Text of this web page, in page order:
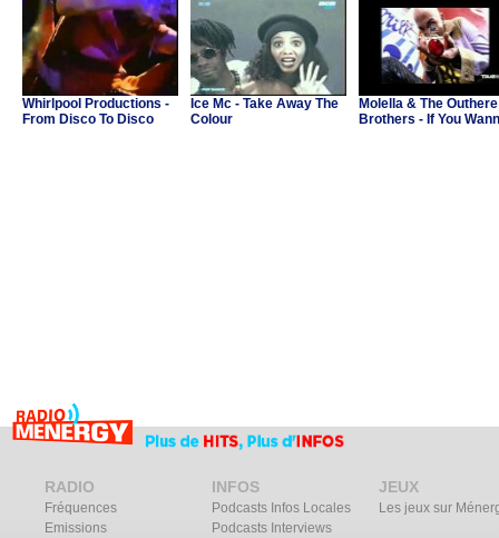
Whirlpool Productions -
From Disco To Disco
Ice Mc - Take Away The
Colour
Molella & The Outhere
Brothers - If You
RADIO
Fréquences
Emissions
INFOS
Podcasts Infos Locales
Podcasts Interviews
JEUX
Les jeux sur